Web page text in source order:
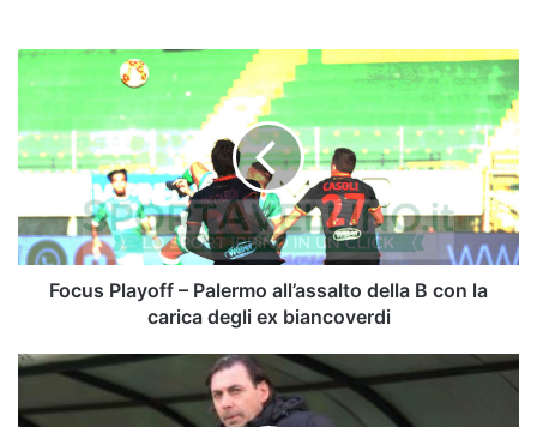
Focus
Playoff
Palermo
all’assalto
con
la
carica
biancoverdi
Focus Playoff – Palermo all’assalto della B con la
carica degli ex biancoverdi
Gautieri
TMW: